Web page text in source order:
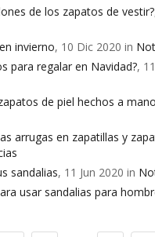
de los zapatos de vestir?
invierno, 10 Dic 2020 in
para regalar en Navidad?,
de piel hechos a mano
arrugas en zapatillas y
sandalias, 11 Jun 2020 in
usar sandalias para